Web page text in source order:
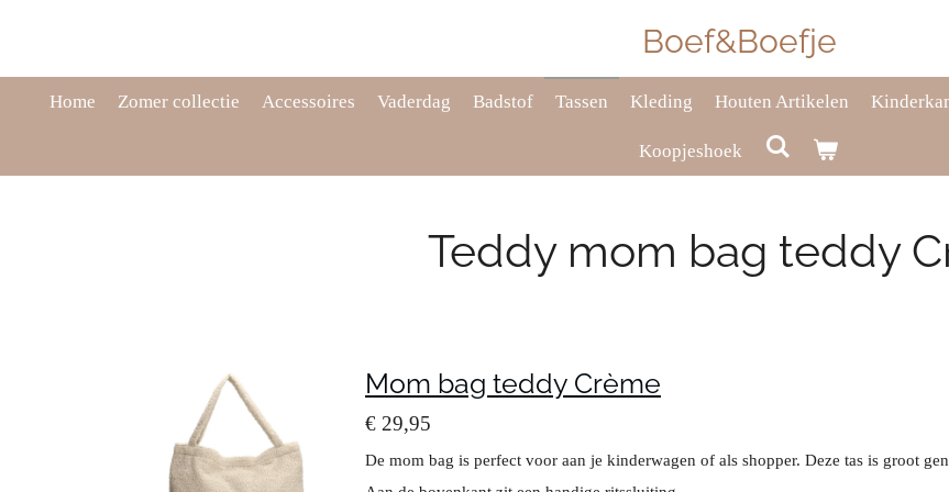
Boef&Boefje
Home Zomer collectie Accessoires Vaderdag Badstof Tassen Kleding Houten Artikelen
Koopjeshoek
Teddy mom bag teddy
Mom bag teddy Crème
€ 29,95
De mom bag is perfect voor aan je kinderwagen of als shopper. Deze tas is groot